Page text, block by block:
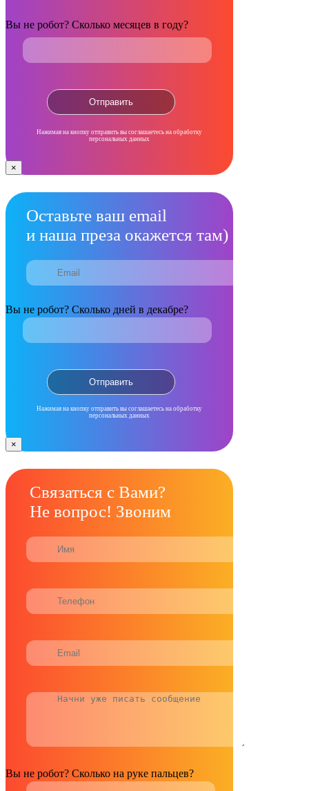
Вы не робот? Сколько месяцев в году?
Нажимая на кнопку отправить вы соглашаетесь на обработку
персональных данных
×
Оставьте ваш email
и наша преза окажется там)
Вы не робот? Сколько дней в декабре?
Нажимая на кнопку отправить вы соглашаетесь на обработку
персональных данных
×
Связаться с Вами?
Не вопрос! Звоним
Вы не робот? Сколько на руке пальцев?